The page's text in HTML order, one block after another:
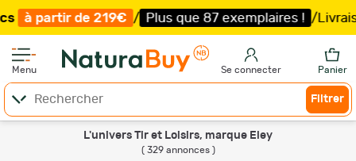
/ Plus que 87 exemplaires ! /Livraison offerte et
Menu Se connecter Panier
Filtrer
L'univers Tir et Loisirs, marque Eley
( 329 annonces )